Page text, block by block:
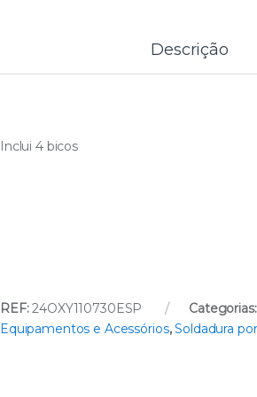
Descrição
Inclui 4 bicos
REF:24OXY110730ESP
Equipamentos e Acessórios,Soldadura